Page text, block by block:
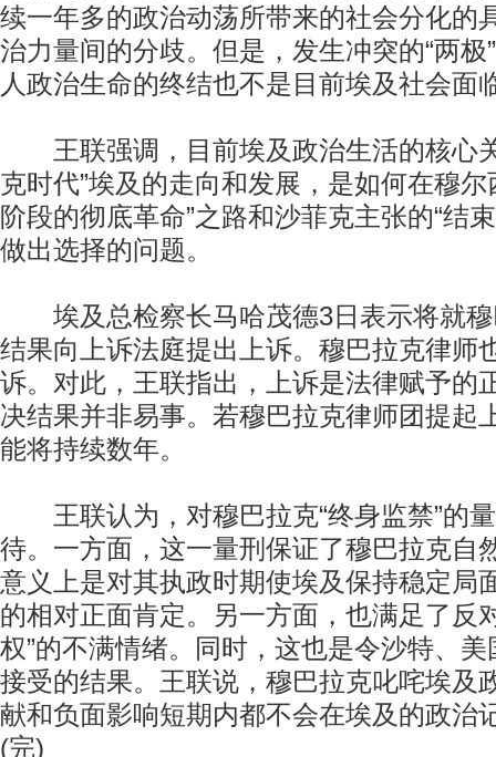
续一年多的政治动荡所带来的社会分化的
治力量间的分歧。但是，发生冲突的“两极
人政治生命的终结也不是目前埃及社会面
王联强调，目前埃及政治生活的核心
克时代”埃及的走向和发展，是如何在穆尔
阶段的彻底革命”之路和沙菲克主张的“结
做出选择的问题。
埃及总检察长马哈茂德3日表示将就穆
结果向上诉法庭提出上诉。穆巴拉克律师
诉。对此，王联指出，上诉是法律赋予的
决结果并非易事。若穆巴拉克律师团提起
能将持续数年。
王联认为，对穆巴拉克“终身监禁”的
待。一方面，这一量刑保证了穆巴拉克自
意义上是对其执政时期使埃及保持稳定局
的相对正面肯定。另一方面，也满足了反
权”的不满情绪。同时，这也是令沙特、
接受的结果。王联说，穆巴拉克叱咤埃及
献和负面影响短期内都不会在埃及的政治
(完)